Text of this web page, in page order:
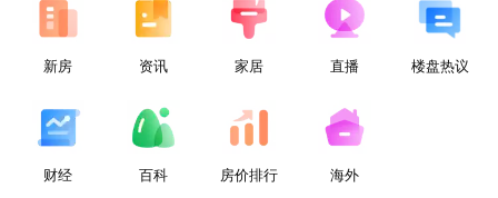
新房 资讯 家居 直播 楼盘热议
财经 百科 房价排行 海外